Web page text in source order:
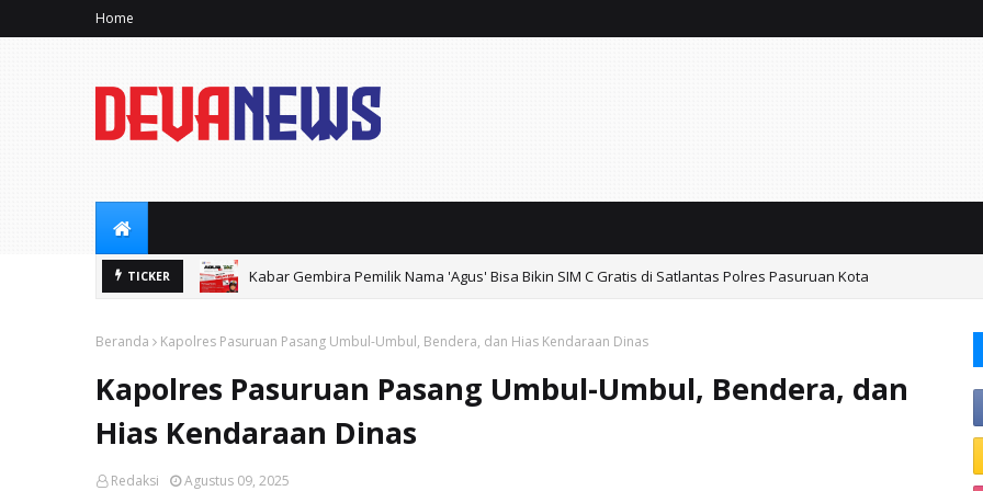
Home
TICKER Kabar Gembira Pemilik Nama 'Agus' Bisa Bikin SIM C Gratis di Satlantas Polres Pasuruan Kota
Beranda Kapolres Pasuruan Pasang Umbul-Umbul, Bendera, dan Hias Kendaraan Dinas
Kapolres Pasuruan Pasang Umbul-Umbul, Bendera, dan
Hias Kendaraan Dinas
Redaksi Agustus 09, 2025